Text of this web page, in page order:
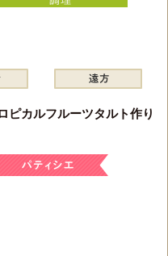
ピカルフルーツタルト作り